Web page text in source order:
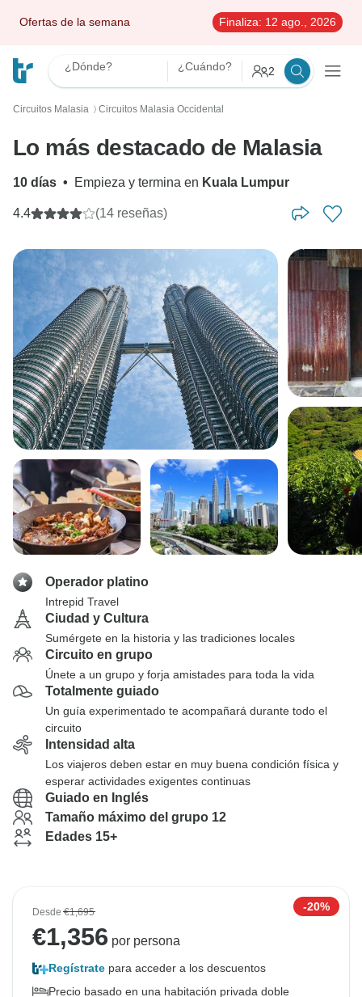
Ofertas de la semana Finaliza: 12 ago., 2026
¿Dónde? ¿Cuándo? 2
Circuitos Malasia 〉 Circuitos Malasia Occidental
Lo más destacado de Malasia
10 días • Empieza y termina en Kuala Lumpur
4.4 (14 reseñas)
Operador platino
Intrepid Travel
Ciudad y Cultura
Sumérgete en la historia y las tradiciones locales
Circuito en grupo
Únete a un grupo y forja amistades para toda la vida
Totalmente guiado
Un guía experimentado te acompañará durante todo el
circuito
Intensidad alta
Los viajeros deben estar en muy buena condición física y
esperar actividades exigentes continuas
Guiado en Inglés
Tamaño máximo del grupo 12
Edades 15+
Desde€1,695 -20%
€1,356 por persona
Regístrate para acceder a los descuentos
Precio basado en una habitación privada doble